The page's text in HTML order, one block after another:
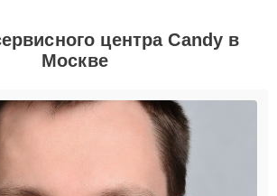
центра Candy в
Москве